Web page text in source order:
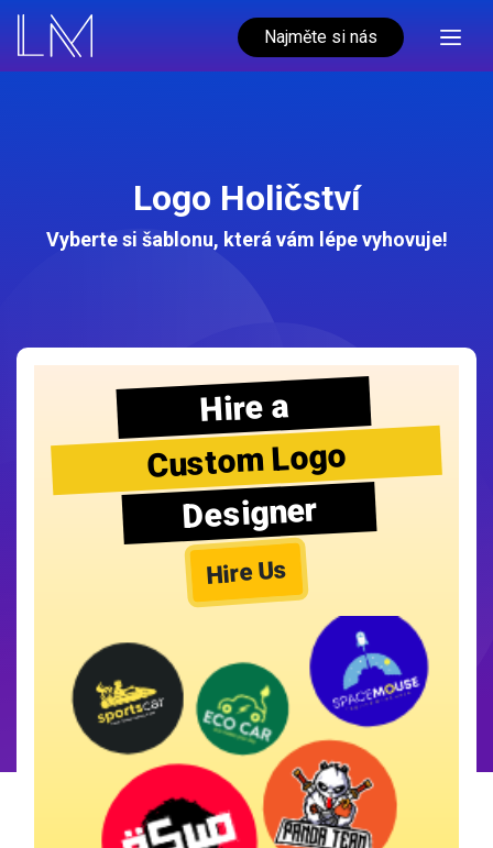
Najměte si nás
Logo Holičství
Vyberte si šablonu, která vám lépe vyhovuje!
Hire a
Custom Logo
Designer
Hire Us